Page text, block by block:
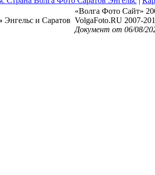
Энгельс и Саратов
«Волга Фото Сайт»
VolgaFoto.RU 2007-
Документ от 06/08/